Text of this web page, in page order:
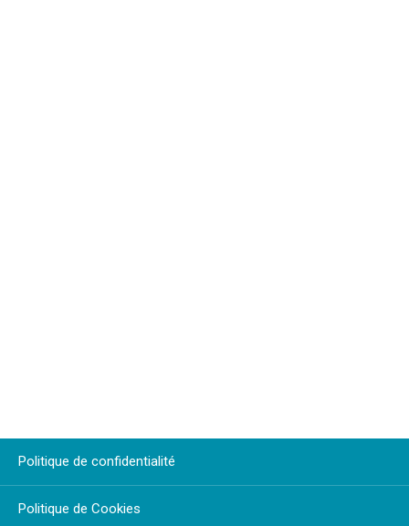
Politique de confidentialité
Politique de Cookies